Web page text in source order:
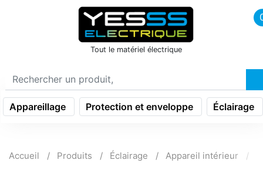
icon menu burger
Tout le matériel électrique
Appareillage Protection et enveloppe Éclairage
Accueil Produits Éclairage Appareil intérieur